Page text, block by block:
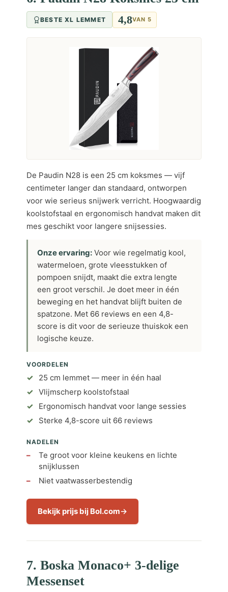
BESTE XL LEMMET 4,8VAN 5
De Paudin N28 is een 25 cm koksmes — vijf
centimeter langer dan standaard, ontworpen
voor wie serieus snijwerk verricht. Hoogwaardig
koolstofstaal en ergonomisch handvat maken dit
mes geschikt voor langere snijsessies.
Onze ervaring: Voor wie regelmatig kool,
watermeloen, grote vleesstukken of
pompoen snijdt, maakt die extra lengte
een groot verschil. Je doet meer in één
beweging en het handvat blijft buiten de
spatzone. Met 66 reviews en een 4,8-
score is dit voor de serieuze thuiskok een
logische keuze.
VOORDELEN
25 cm lemmet — meer in één haal
Vlijmscherp koolstofstaal
Ergonomisch handvat voor lange sessies
Sterke 4,8-score uit 66 reviews
NADELEN
Te groot voor kleine keukens en lichte
snijklussen
Niet vaatwasserbestendig
Bekijk prijs bij Bol.com
7. Boska Monaco+ 3-delige
Messenset